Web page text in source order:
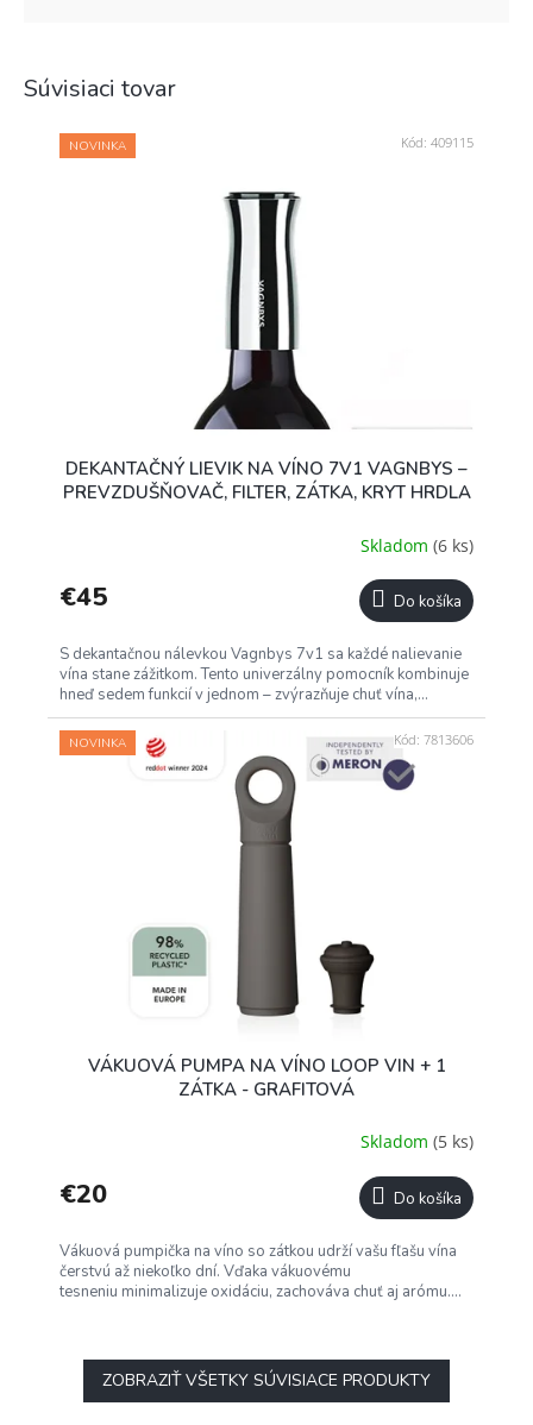
Súvisiaci tovar
NOVINKA
DEKANTAČNÝ LIEVIK NA VÍNO 7V1 VAGNBYS –
PREVZDUŠŇOVAČ, FILTER, ZÁTKA, KRYT HRDLA
Skladom (6 ks)
€45 Do košíka
S dekantačnou nálevkou Vagnbys 7v1 sa každé nalievanie
vína stane zážitkom. Tento univerzálny pomocník kombinuje
hneď sedem funkcií v jednom – zvýrazňuje chuť vína,...
Kód: 409115
NOVINKA
VÁKUOVÁ PUMPA NA VÍNO LOOP VIN + 1
ZÁTKA - GRAFITOVÁ
Skladom (5 ks)
€20 Do košíka
Vákuová pumpička na víno so zátkou udrží vašu fľašu vína
čerstvú až niekoľko dní. Vďaka vákuovému
tesneniu minimalizuje oxidáciu, zachováva chuť aj arómu....
Kód: 7813606
ZOBRAZIŤ VŠETKY SÚVISIACE PRODUKTY